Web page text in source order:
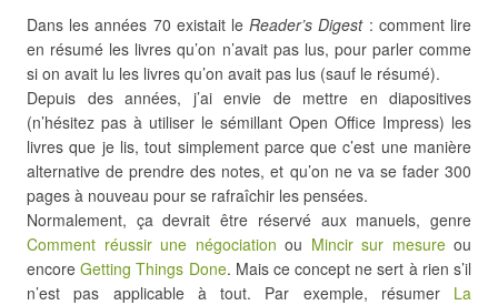
Dans les années 70 existait leReader’s Digest: comment lire
en résumé les livres qu’on n’avait pas lus, pour parler comme
si on avait lu les livres qu’on avait pas lus (sauf le résumé).
Depuis des années, j’ai envie de mettre en diapositives
(n’hésitez pas à utiliser le sémillant Open Office Impress) les
livres que je lis, tout simplement parce que c’est une manière
alternative de prendre des notes, et qu’on ne va se fader 300
pages à nouveau pour se rafraîchir les pensées.
Normalement, ça devrait être réservé aux manuels, genre
Comment réussir une négociation ou Mincir sur mesureou
encoreGetting Things Done. Mais ce concept ne sert à rien s’il
n’est pas applicable à tout. Par exemple, résumer La